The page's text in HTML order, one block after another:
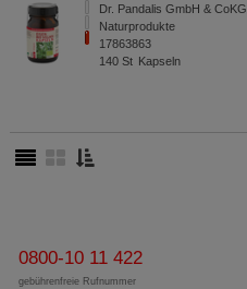
Dr. Pandalis GmbH & CoKG
Naturprodukte
17863863
140 St Kapseln
0800-10 11 422
gebührenfreie Rufnummer